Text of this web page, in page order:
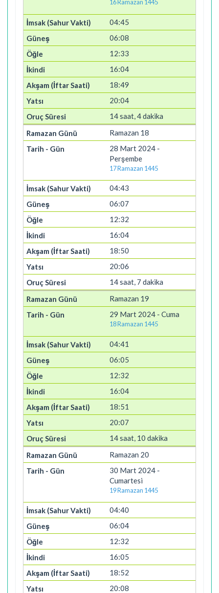
16 Ramazan 1445
04:45
06:08
12:33
16:04
18:49
20:04
14 saat, 4 dakika
Ramazan 18
28 Mart 2024 -
Perşembe
17 Ramazan 1445
04:43
06:07
12:32
16:04
18:50
20:06
14 saat, 7 dakika
Ramazan 19
29 Mart 2024 - Cuma
18 Ramazan 1445
04:41
06:05
12:32
16:04
18:51
20:07
14 saat, 10 dakika
Ramazan 20
30 Mart 2024 -
Cumartesi
19 Ramazan 1445
04:40
06:04
12:32
16:05
18:52
20:08